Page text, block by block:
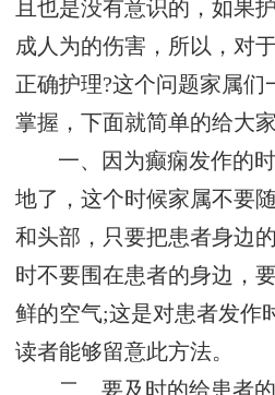
且也是没有意识的，如果
成人为的伤害，所以，对
正确护理?这个问题家属们
掌握，下面就简单的给大
一、因为癫痫发作的
地了，这个时候家属不要
和头部，只要把患者身边
时不要围在患者的身边，
鲜的空气;这是对患者发作
读者能够留意此方法。
二、要及时的给患者